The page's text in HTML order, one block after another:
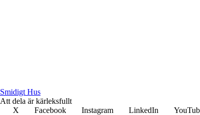
Smidigt Hus
Att dela är kärleksfullt
X
Facebook Instagram LinkedIn